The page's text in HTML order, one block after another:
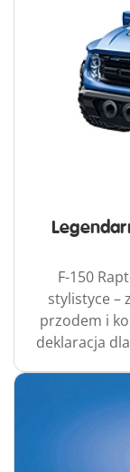
F-150
stylistyce –
przodem i
deklaracja